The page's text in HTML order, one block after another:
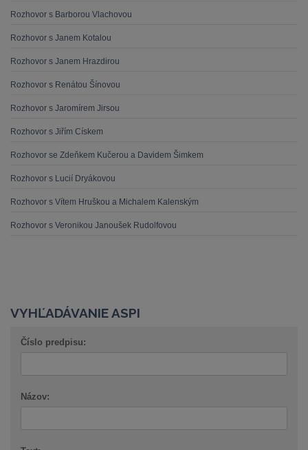
Rozhovor s Barborou Vlachovou
Rozhovor s Janem Kotalou
Rozhovor s Janem Hrazdirou
Rozhovor s Renátou Šínovou
Rozhovor s Jaromírem Jirsou
Rozhovor s Jiřím Cískem
Rozhovor se Zdeňkem Kučerou a Davidem Šimkem
Rozhovor s Lucií Dryákovou
Rozhovor s Vítem Hruškou a Michalem Kalenským
Rozhovor s Veronikou Janoušek Rudolfovou
VYHĽADÁVANIE ASPI
Číslo predpisu:
Názov: